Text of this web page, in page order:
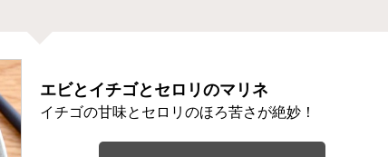
エビとイチゴとセロリのマリネ
イチゴの甘味とセロリのほろ苦さが絶妙！